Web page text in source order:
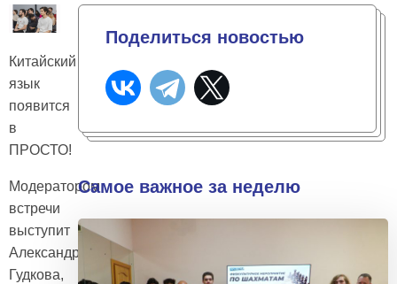
Китайский
язык
появится
в
ПРОСТО!
Модератором
встречи
выступит
Александра
Гудкова,
Поделиться новостью
Самое важное за неделю